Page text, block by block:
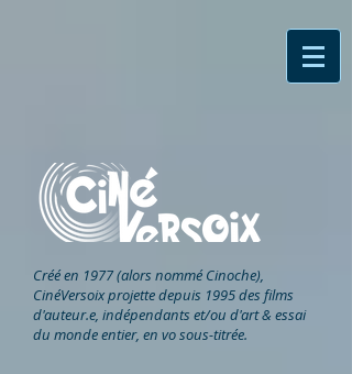
Créé en 1977 (alors nommé Cinoche),
CinéVersoixprojette depuis 1995 des films
d'auteur.e, indépendants et/ou d'art & essai
du monde entier, en vo sous-titrée.